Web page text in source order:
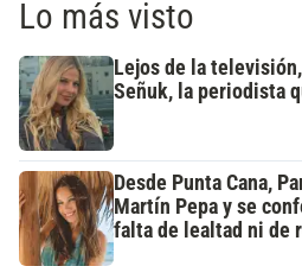
Lo más visto
Lejos de la
Señuk, la periodista
Desde Punta Cana,
Martín Pepa y se
falta de lealtad ni de